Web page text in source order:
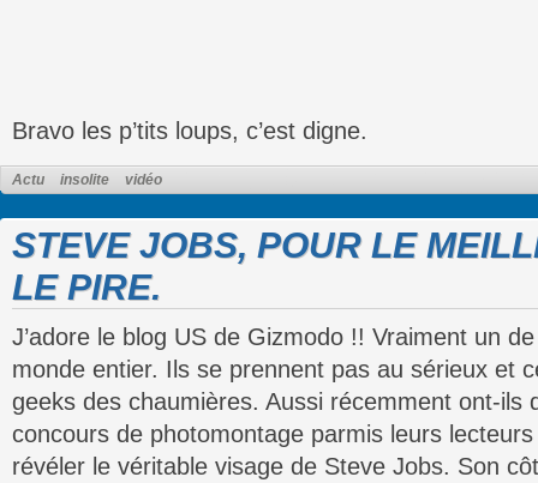
Bravo les p’tits loups, c’est digne.
Actu insolite vidéo
STEVE JOBS, POUR LE
LE PIRE.
J’adore le blog US de Gizmodo !! Vraiment un
monde entier. Ils se prennent pas au sérieux et
geeks des chaumières. Aussi récemment ont-ils
concours de photomontage parmis leurs
révéler le véritable visage de Steve Jobs. Son